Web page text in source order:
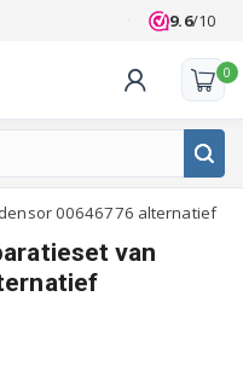
Klanten
9.6/10
0
00646776 alternatief
van